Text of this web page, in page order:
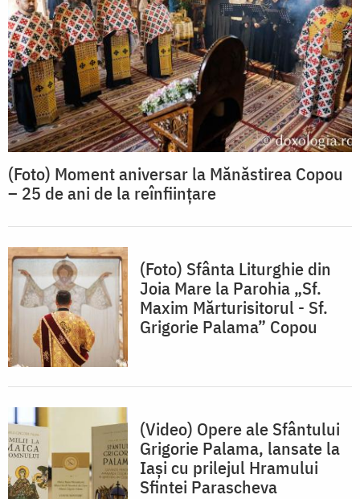
(Foto) Moment aniversar la Mănăstirea Copou
– 25 de ani de la reînființare
(Foto) Sfânta Liturghie din
Joia Mare la Parohia „Sf.
Maxim Mărturisitorul - Sf.
Grigorie Palama” Copou
(Video) Opere ale Sfântului
Grigorie Palama, lansate la
Iași cu prilejul Hramului
Sfintei Parascheva